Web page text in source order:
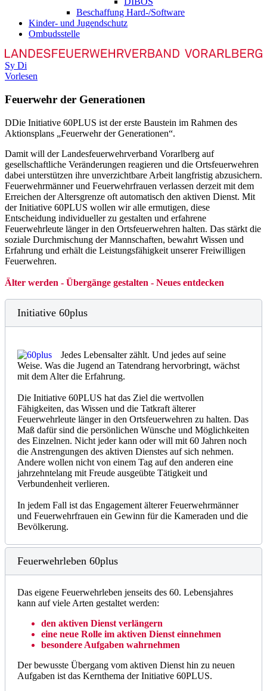
Beschaffung Hard-/Software
Kinder- und Jugendschutz
Ombudsstelle
Sy Di
Vorlesen
Feuerwehr der Generationen
DDie Initiative 60PLUS ist der erste Baustein im Rahmen des
Aktionsplans „Feuerwehr der Generationen“.
Damit will der Landesfeuerwehrverband Vorarlberg auf
gesellschaftliche Veränderungen reagieren und die Ortsfeuerwehren
dabei unterstützen ihre unverzichtbare Arbeit langfristig abzusichern.
Feuerwehrmänner und Feuerwehrfrauen verlassen derzeit mit dem
Erreichen der Altersgrenze oft automatisch den aktiven Dienst. Mit
der Initiative 60PLUS wollen wir alle ermutigen, diese
Entscheidung individueller zu gestalten und erfahrene
Feuerwehrleute länger in den Ortsfeuerwehren halten. Das stärkt die
soziale Durchmischung der Mannschaften, bewahrt Wissen und
Erfahrung und erhält die Leistungsfähigkeit unserer Freiwilligen
Feuerwehren.
Älter werden - Übergänge gestalten - Neues entdecken
Initiative 60plus
Jedes Lebensalter zählt. Und jedes auf seine
Weise. Was die Jugend an Tatendrang hervorbringt, wächst
mit dem Alter die Erfahrung.
Die Initiative 60PLUS hat das Ziel die wertvollen
Fähigkeiten, das Wissen und die Tatkraft älterer
Feuerwehrleute länger in den Ortsfeuerwehren zu halten. Das
Maß dafür sind die persönlichen Wünsche und Möglichkeiten
des Einzelnen. Nicht jeder kann oder will mit 60 Jahren noch
die Anstrengungen des aktiven Dienstes auf sich nehmen.
Andere wollen nicht von einem Tag auf den anderen eine
jahrzehntelang mit Freude ausgeübte Tätigkeit und
Verbundenheit verlieren.
In jedem Fall ist das Engagement älterer Feuerwehrmänner
und Feuerwehrfrauen ein Gewinn für die Kameraden und die
Bevölkerung.
Feuerwehrleben 60plus
Das eigene Feuerwehrleben jenseits des 60. Lebensjahres
kann auf viele Arten gestaltet werden:
den aktiven Dienst verlängern
eine neue Rolle im aktiven Dienst einnehmen
besondere Aufgaben wahrnehmen
Der bewusste Übergang vom aktiven Dienst hin zu neuen
Aufgaben ist das Kernthema der Initiative 60PLUS.